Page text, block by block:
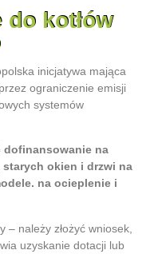
kotłów
inicjatywa mająca
ograniczenie emisji
systemów
dofinansowanie na
starych okien i drzwi na
na ocieplenie i
należy złożyć wniosek,
uzyskanie dotacji lub